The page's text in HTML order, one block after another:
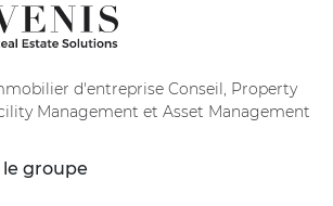
d'entreprise Conseil, Property
Management et Asset Management
groupe